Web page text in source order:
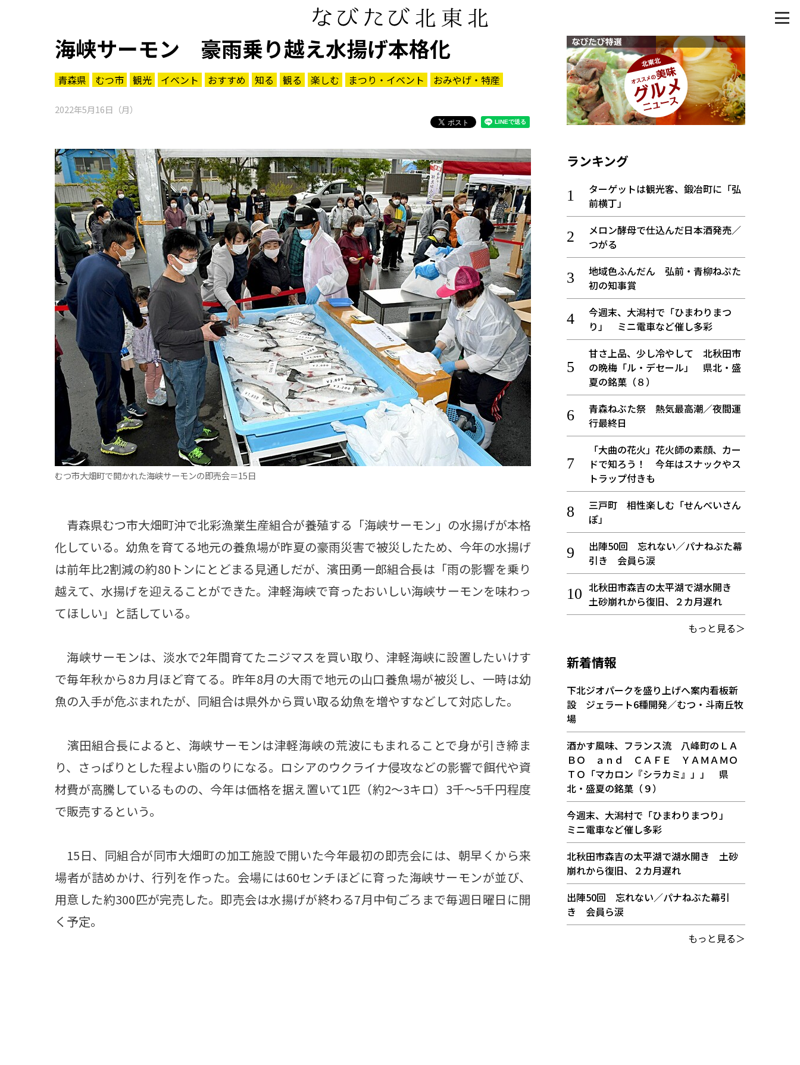
海峡サーモン 豪雨乗り越え水揚げ本格化
青森県 むつ市 観光 イベント おすすめ 知る 観る 楽しむ まつり・イベント おみやげ・特産
2022年5月16日（月）
むつ市大畑町で開かれた海峡サーモンの即売会＝15日
青森県むつ市大畑町沖で北彩漁業生産組合が養殖する「海峡サーモン」の水揚げが本格
化している。幼魚を育てる地元の養魚場が昨夏の豪雨災害で被災したため、今年の水揚げ
は前年比2割減の約80トンにとどまる見通しだが、濱田勇一郎組合長は「雨の影響を乗り
越えて、水揚げを迎えることができた。津軽海峡で育ったおいしい海峡サーモンを味わっ
てほしい」と話している。
海峡サーモンは、淡水で2年間育てたニジマスを買い取り、津軽海峡に設置したいけす
で毎年秋から8カ月ほど育てる。昨年8月の大雨で地元の山口養魚場が被災し、一時は幼
魚の入手が危ぶまれたが、同組合は県外から買い取る幼魚を増やすなどして対応した。
濱田組合長によると、海峡サーモンは津軽海峡の荒波にもまれることで身が引き締ま
り、さっぱりとした程よい脂のりになる。ロシアのウクライナ侵攻などの影響で餌代や資
材費が高騰しているものの、今年は価格を据え置いて1匹（約2～3キロ）3千～5千円程度
で販売するという。
15日、同組合が同市大畑町の加工施設で開いた今年最初の即売会には、朝早くから来
場者が詰めかけ、行列を作った。会場には60センチほどに育った海峡サーモンが並び、
用意した約300匹が完売した。即売会は水揚げが終わる7月中旬ごろまで毎週日曜日に開
く予定。
ランキング
ターゲットは観光客、鍛冶町に「弘
前横丁」
メロン酵母で仕込んだ日本酒発売／
つがる
地域色ふんだん 弘前・青柳ねぷた
初の知事賞
今週末、大潟村で「ひまわりまつ
り」 ミニ電車など催し多彩
甘さ上品、少し冷やして 北秋田市
の晩梅「ル・デセール」 県北・盛
夏の銘菓（８）
青森ねぶた祭 熱気最高潮／夜間運
行最終日
「大曲の花火」花火師の素顔、カー
ドで知ろう！ 今年はスナックやス
トラップ付きも
三戸町 相性楽しむ「せんべいさん
ぽ」
出陣50回 忘れない／パナねぶた幕
引き 会員ら涙
北秋田市森吉の太平湖で湖水開き
土砂崩れから復旧、２カ月遅れ
もっと見る＞
新着情報
下北ジオパークを盛り上げへ案内看板新
設 ジェラート6種開発／むつ・斗南丘牧
場
酒かす風味、フランス流 八峰町のＬＡ
ＢＯ ａｎｄ ＣＡＦＥ ＹＡＭＡＭＯ
ＴＯ「マカロン『シラカミ』」」 県
北・盛夏の銘菓（９）
今週末、大潟村で「ひまわりまつり」
ミニ電車など催し多彩
北秋田市森吉の太平湖で湖水開き 土砂
崩れから復旧、２カ月遅れ
出陣50回 忘れない／パナねぶた幕引
き 会員ら涙
もっと見る＞
パワースポット
まつり・イベント
おみやげ・特産
道の駅・産直
アウトドア・レジャー
ご当地グルメ